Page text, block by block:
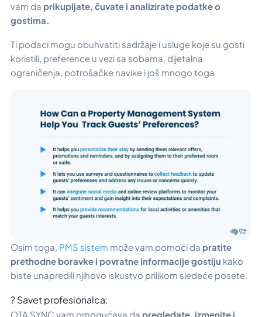
vam da prikupljate, čuvate i analizirate podatke o
gostima.
Ti podaci mogu obuhvatiti sadržaje i usluge koje su gosti
koristili, preference u vezi sa sobama, dijetalna
ograničenja, potrošačke navike i još mnogo toga.
Osim toga, PMS sistem može vam pomoći da pratite
prethodne boravke i povratne informacije gostiju kako
biste unapredili njihovo iskustvo prilikom sledeće posete.
? Savet profesionalca:
OTA SYNC vam omogućava da pregledate, izmenite i